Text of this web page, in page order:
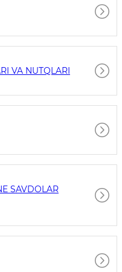
VA NUTQLARI
SAVDOLAR